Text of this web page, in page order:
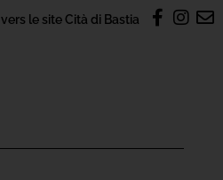
le site Cità di Bastia